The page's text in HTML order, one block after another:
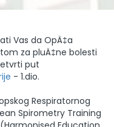
Vas da OpÄ‡a
za pluÄ‡ne bolesti
put
- 1.dio.
Respiratornog
Spirometry Training